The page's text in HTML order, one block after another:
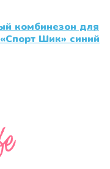
комбинезон для
Шик» синий